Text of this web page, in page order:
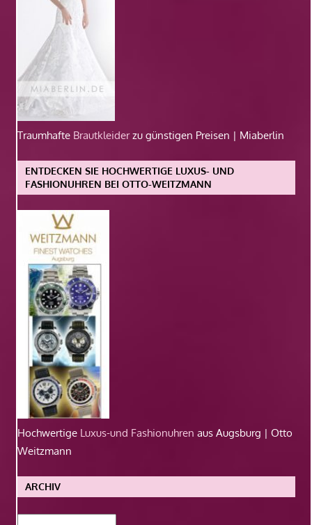
Traumhafte Brautkleiderzu günstigen Preisen | Miaberlin
ENTDECKEN SIE HOCHWERTIGE LUXUS- UND
FASHIONUHREN BEI OTTO-WEITZMANN
Hochwertige Luxus-und Fashionuhren aus Augsburg | Otto
Weitzmann
ARCHIV